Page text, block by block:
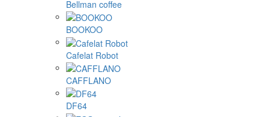
Bellman coffee
BOOKOO
Cafelat Robot
CAFFLANO
DF64